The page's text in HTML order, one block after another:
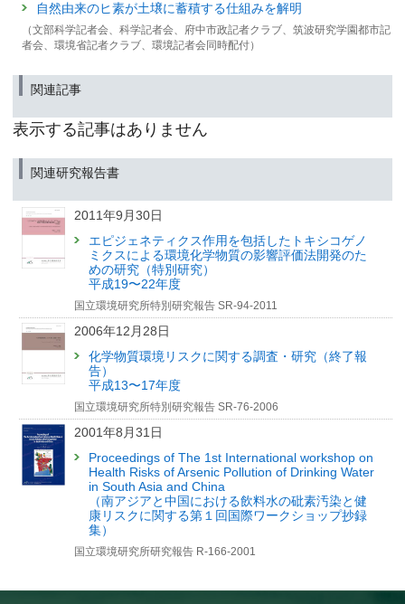
自然由来のヒ素が土壌に蓄積する仕組みを解明
（文部科学記者会、科学記者会、府中市政記者クラブ、筑波研究学園都市記
者会、環境省記者クラブ、環境記者会同時配付）
関連記事
表示する記事はありません
関連研究報告書
2011年9月30日
エピジェネティクス作用を包括したトキシコゲノ
ミクスによる環境化学物質の影響評価法開発のた
めの研究（特別研究）
平成19〜22年度
国立環境研究所特別研究報告 SR-94-2011
2006年12月28日
化学物質環境リスクに関する調査・研究（終了報
告）
平成13〜17年度
国立環境研究所特別研究報告 SR-76-2006
2001年8月31日
Proceedings of The 1st International workshop on
Health Risks of Arsenic Pollution of Drinking Water
in South Asia and China
（南アジアと中国における飲料水の砒素汚染と健
康リスクに関する第１回国際ワークショップ抄録
集）
国立環境研究所研究報告 R-166-2001